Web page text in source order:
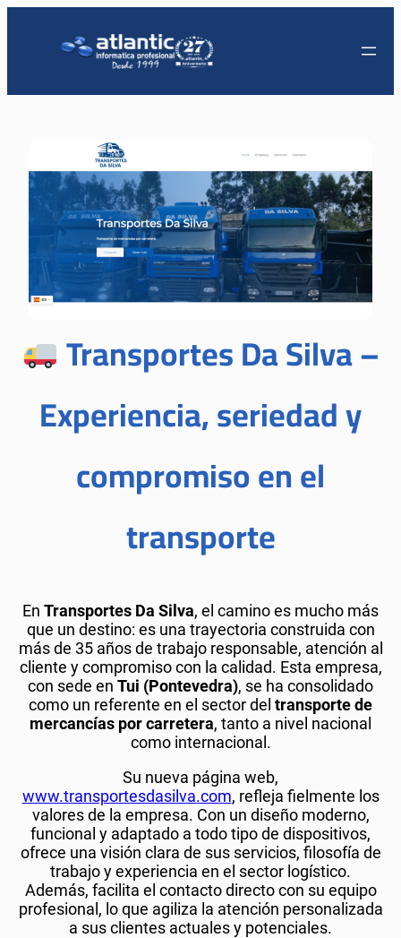
Transportes Da Silva –
Experiencia, seriedad y
compromiso en el
transporte
En Transportes Da Silva, el camino es mucho más
que un destino: es una trayectoria construida con
más de 35 años de trabajo responsable, atención al
cliente y compromiso con la calidad. Esta empresa,
con sede en Tui (Pontevedra), se ha consolidado
como un referente en el sector del transporte de
mercancías por carretera, tanto a nivel nacional
como internacional.
Su nueva página web,
www.transportesdasilva.com, refleja fielmente los
valores de la empresa. Con un diseño moderno,
funcional y adaptado a todo tipo de dispositivos,
ofrece una visión clara de sus servicios, filosofía de
trabajo y experiencia en el sector logístico.
Además, facilita el contacto directo con su equipo
profesional, lo que agiliza la atención personalizada
a sus clientes actuales y potenciales.